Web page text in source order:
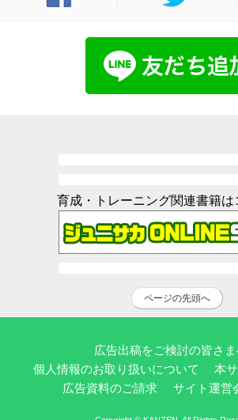
育成・トレーニング関連書籍は
ページの先頭へ
広告出稿をご検討の皆さ
個人情報のお取り扱いについて
本
広告資料のご請求
サイト運営